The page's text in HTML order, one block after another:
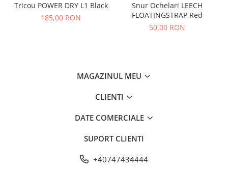
Tricou POWER DRY L1 Black
185,00 RON
Snur Ochelari LEECH
FLOATINGSTRAP Red
50,00 RON
MAGAZINUL MEU
CLIENTI
DATE COMERCIALE
SUPORT CLIENTI
+40747434444